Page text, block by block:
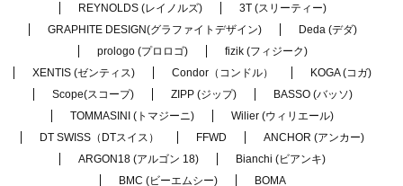
REYNOLDS (レイノルズ)
3T (スリーティー)
GRAPHITE DESIGN(グラファイトデザイン)
Deda (デダ)
prologo (プロロゴ)
fizik (フィジーク)
XENTIS (ゼンティス)
Condor（コンドル）
KOGA (コガ)
Scope(スコープ)
ZIPP (ジップ)
BASSO (バッソ)
TOMMASINI (トマジーニ)
Wilier (ウィリエール)
DT SWISS（DTスイス）
FFWD
ANCHOR (アンカー)
ARGON18 (アルゴン 18)
Bianchi (ビアンキ)
BMC (ビーエムシー)
BOMA